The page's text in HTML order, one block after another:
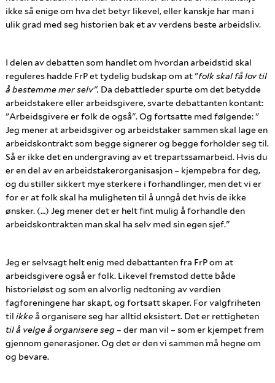
ikke så enige om hva det betyr likevel, eller kanskje har man i
ulik grad med seg historien bak et av verdens beste arbeidsliv.
I delen av debatten som handlet om hvordan arbeidstid skal
reguleres hadde FrP et tydelig budskap om at "folk skal få lov til
å bestemme mer selv". Da debattleder spurte om det betydde
arbeidstakere eller arbeidsgivere, svarte debattanten kontant:
"Arbeidsgivere er folk de også". Og fortsatte med følgende: "
Jeg mener at arbeidsgiver og arbeidstaker sammen skal lage en
arbeidskontrakt som begge signerer og begge forholder seg til.
Så er ikke det en undergraving av et trepartssamarbeid. Hvis du
er en del av en arbeidstakerorganisasjon – kjempebra for deg,
og du stiller sikkert mye sterkere i forhandlinger, men det vi er
for er at folk skal ha muligheten til å unngå det hvis de ikke
ønsker. (…) Jeg mener det er helt fint mulig å forhandle den
arbeidskontrakten man skal ha selv med sin egen sjef."
Jeg er selvsagt helt enig med debattanten fra FrP om at
arbeidsgivere også er folk. Likevel fremstod dette både
historieløst og som en alvorlig nedtoning av verdien
fagforeningene har skapt, og fortsatt skaper. For valgfriheten
til ikkeå organisere seg har alltid eksistert. Det er rettigheten
til å velge å organisere seg– der man vil – som er kjempet frem
gjennom generasjoner. Og det er den vi sammen må hegne om
og bevare.